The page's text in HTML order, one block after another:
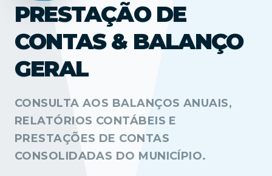
PRESTAÇÃO DE
CONTAS & BALANÇO
GERAL
CONSULTA AOS BALANÇOS ANUAIS,
RELATÓRIOS CONTÁBEIS E
PRESTAÇÕES DE CONTAS
CONSOLIDADAS DO MUNICÍPIO.